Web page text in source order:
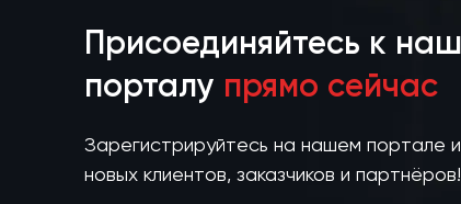
Присоединяйтесь к
порталу прямо сейчас
Зарегистрируйтесь на нашем портале
новых клиентов, заказчиков и партнёров!